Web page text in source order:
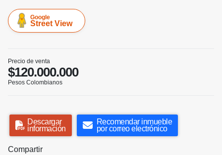
Google
Street View
Precio de venta
$120.000.000
Pesos Colombianos
Descargar
información
Recomendar inmueble
por correo electrónico
Compartir